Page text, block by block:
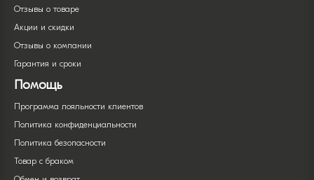
Отзывы о товаре
Акции и скидки
Отзывы о компании
Гарантия и сроки
Помощь
Программа лояльности клиентов
Политика конфиденциальности
Политика безопасности
Товар с браком